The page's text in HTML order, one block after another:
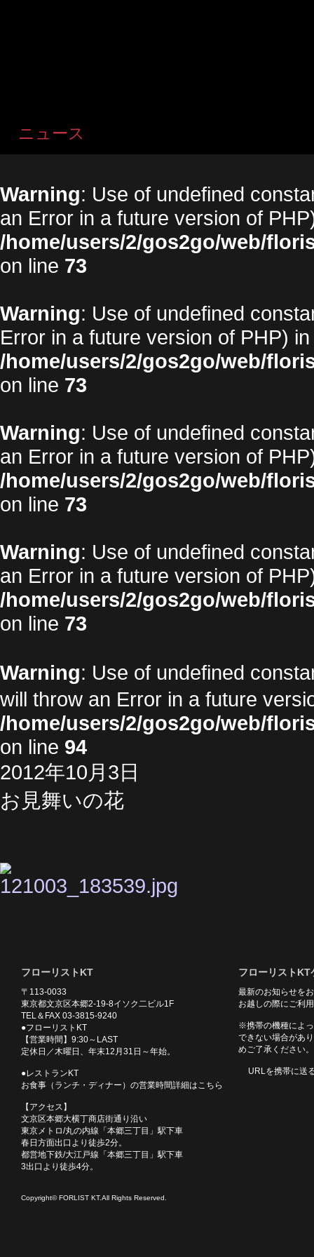
ニュース
Warning: Use of undefined
an Error in a future version of
/home/users/2/gos2go/web/
on line 73
Warning: Use of undefined
Error in a future version of PHP) in
/home/users/2/gos2go/web/
on line 73
Warning: Use of undefined
an Error in a future version of
/home/users/2/gos2go/web/
on line 73
Warning: Use of undefined
an Error in a future version of
/home/users/2/gos2go/web/
on line 73
Warning: Use of undefined
will throw an Error in a future
/home/users/2/gos2go/web/
on line 94
2012年10月3日
お見舞いの花
フローリストKT
〒113-0033
東京都文京区本郷2-19-8イソク二ビル1F
TEL＆FAX 03-3815-9240
●フローリストKT
【営業時間】9:30～LAST
定休日／木曜日、年末12月31日～年始。
●レストランKT
お食事（ランチ・ディナー）の営業時間詳細はこちら
【アクセス】
文京区本郷大横丁商店街通り沿い
東京メトロ/丸の内線「本郷三丁目」駅下車
春日方面出口より徒歩2分。
都営地下鉄/大江戸線「本郷三丁目」駅下車
3出口より徒歩4分。
フローリストKT
最新のお知らせを
お越しの際にご利
※携帯の機種によ
できない場合があ
めご了承ください。
URLを携帯に送
Copyright© FORLIST KT.All Rights Reserved.